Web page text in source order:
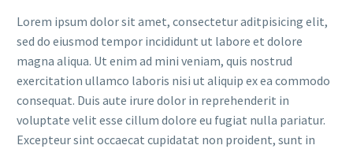
Lorem ipsum dolor sit amet, consectetur aditpisicing elit,
sed do eiusmod tempor incididunt ut labore et dolore
magna aliqua. Ut enim ad mini veniam, quis nostrud
exercitation ullamco laboris nisi ut aliquip ex ea commodo
consequat. Duis aute irure dolor in reprehenderit in
voluptate velit esse cillum dolore eu fugiat nulla pariatur.
Excepteur sint occaecat cupidatat non proident, sunt in